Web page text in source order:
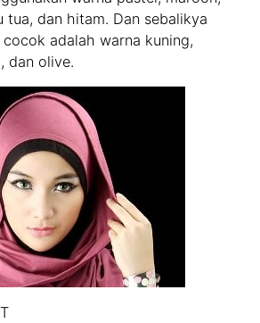
tua, dan hitam. Dan sebalikya
adalah warna kuning,
dan olive.